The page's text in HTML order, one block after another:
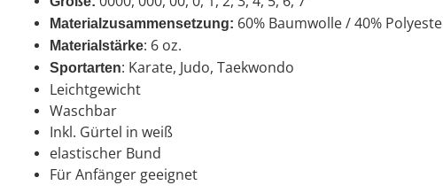
Materialzusammensetzung: 60% Baumwolle / 40%
Materialstärke: 6 oz.
Sportarten: Karate, Judo, Taekwondo
Leichtgewicht
Waschbar
Inkl. Gürtel in weiß
elastischer Bund
Für Anfänger geeignet